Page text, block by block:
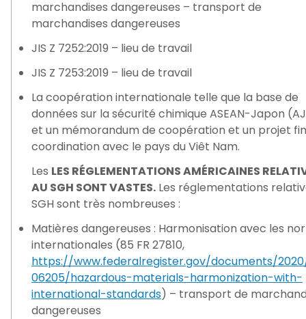
marchandises dangereuses – transport de
marchandises dangereuses
JIS Z 7252:2019 – lieu de travail
JIS Z 7253:2019 – lieu de travail
La coopération internationale telle que la base de
données sur la sécurité chimique ASEAN-Japon
et un mémorandum de coopération et un projet
coordination avec le pays du Viêt Nam.
Les LES RÉGLEMENTATIONS AMÉRICAINES
AU SGH SONT VASTES. Les réglementations
SGH sont très nombreuses :
Matières dangereuses : Harmonisation avec les
internationales (85 FR 27810,
https://www.federalregister.gov/documents/
06205/hazardous-materials-harmonization-with-
international-standards) – transport de
dangereuses